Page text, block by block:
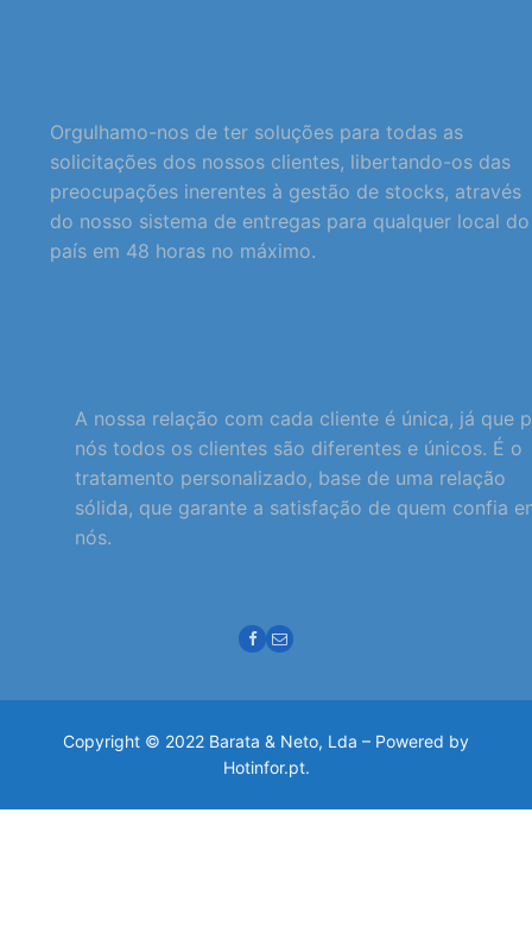
Orgulhamo-nos de ter soluções para todas as
solicitações dos nossos clientes, libertando-os das
preocupações inerentes à gestão de stocks, através
do nosso sistema de entregas para qualquer local do
país em 48 horas no máximo.
A nossa relação com cada cliente é única, já que
nós todos os clientes são diferentes e únicos. É o
tratamento personalizado, base de uma relação
sólida, que garante a satisfação de quem confia
nós.
Copyright © 2022 Barata & Neto, Lda – Powered by
Hotinfor.pt.